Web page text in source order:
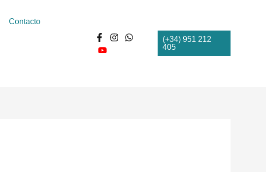
Contacto
(+34) 951 212
405